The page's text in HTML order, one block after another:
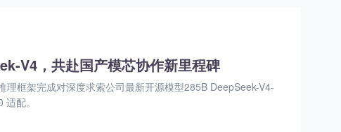
V4，共赴国产模芯协作新里程碑
框架完成对深度求索公司最新开源模型285B DeepSeek-V4-
配。